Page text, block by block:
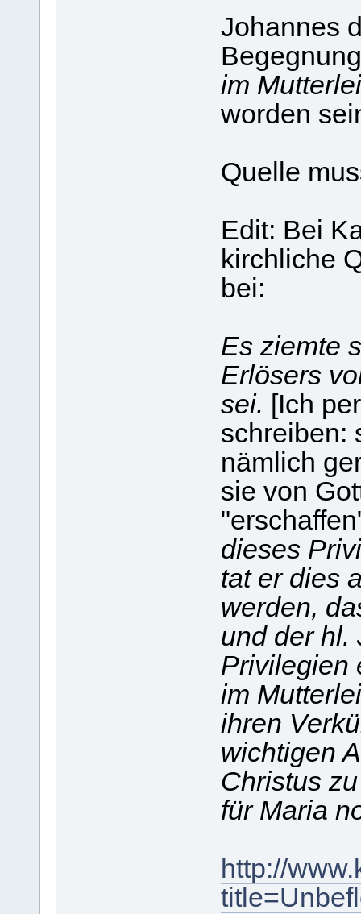
Johannes
im
worden
Quelle
Edit: Bei
kirchliche
bei:
Es ziemte
Erlösers
sei. [Ich
schreiben:
nämlich
sie von
dieses
tat er dies
werden,
und der hl.
Privilegien
im
ihren
wichtigen
Christus
für Maria
http://